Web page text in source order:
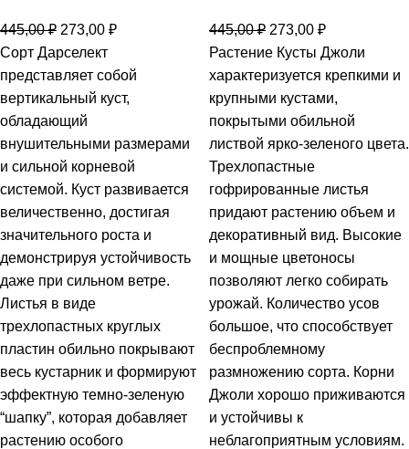
445,00₽ 273,00 ₽
Сорт Дарселект
представляет собой
вертикальный куст,
обладающий
внушительными размерами
и сильной корневой
системой. Куст развивается
величественно, достигая
значительного роста и
демонстрируя устойчивость
даже при сильном ветре.
Листья в виде
трехлопастных круглых
пластин обильно покрывают
весь кустарник и формируют
эффектную темно-зеленую
“шапку”, которая добавляет
растению особого
445,00₽ 273,00 ₽
Растение Кусты Джоли
характеризуется крепкими и
крупными кустами,
покрытыми обильной
листвой ярко-зеленого цвета.
Трехлопастные
гофрированные листья
придают растению объем и
декоративный вид. Высокие
и мощные цветоносы
позволяют легко собирать
урожай. Количество усов
большое, что способствует
беспроблемному
размножению сорта. Корни
Джоли хорошо приживаются
и устойчивы к
неблагоприятным условиям.